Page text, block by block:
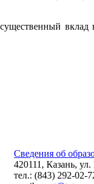
вклад
Сведения об
420111, Казань,
тел.: (843) 292-02-